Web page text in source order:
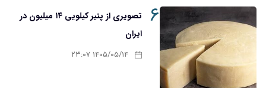
۶
تصویری از پنیر کیلویی ۱۴ میلیون در
ایران
۱۴۰۵/۰۵/۱۴ ۲۳:۰۷